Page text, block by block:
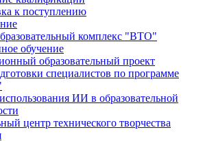
к поступлению
комплекс "ВТО"
обучение
образовательный проект
специалистов по программе
ИИ в образовательной
центр технического творчества